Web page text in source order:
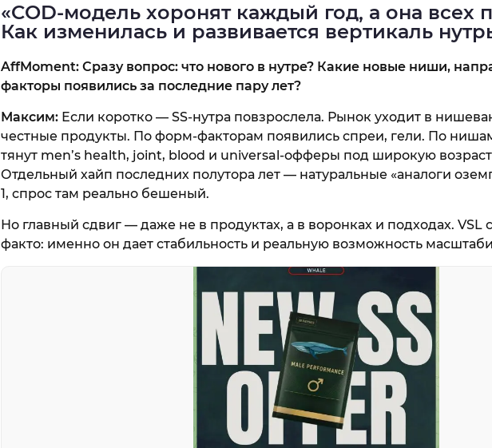
«COD-модель хоронят каждый год, а она всех
Как изменилась и развивается вертикаль
AffMoment: Сразу вопрос: что нового в нутре? Какие новые ниши,
факторы появились за последние пару лет?
Максим: Если коротко — SS-нутра повзрослела. Рынок уходит в
честные продукты. По форм-факторам появились спреи, гели. По
тянут men’s health, joint, blood и universal-офферы под широкую
Отдельный хайп последних полутора лет — натуральные «аналоги
1, спрос там реально бешеный.
Но главный сдвиг — даже не в продуктах, а в воронках и подходах. VSL
факто: именно он дает стабильность и реальную возможность